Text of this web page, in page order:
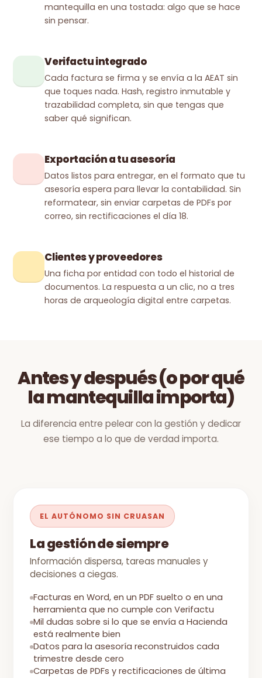
mantequilla en una tostada: algo que se hace
sin pensar.
Verifactu integrado
Cada factura se firma y se envía a la AEAT sin
que toques nada. Hash, registro inmutable y
trazabilidad completa, sin que tengas que
saber qué significan.
Exportación a tu asesoría
Datos listos para entregar, en el formato que tu
asesoría espera para llevar la contabilidad. Sin
reformatear, sin enviar carpetas de PDFs por
correo, sin rectificaciones el día 18.
Clientes y proveedores
Una ficha por entidad con todo el historial de
documentos. La respuesta a un clic, no a tres
horas de arqueología digital entre carpetas.
Antes y después (o por qué
la mantequilla importa)
La diferencia entre pelear con la gestión y dedicar
ese tiempo a lo que de verdad importa.
EL AUTÓNOMO SIN CRUASAN
La gestión de siempre
Información dispersa, tareas manuales y
decisiones a ciegas.
Facturas en Word, en un PDF suelto o en una
herramienta que no cumple con Verifactu
Mil dudas sobre si lo que se envía a Hacienda
está realmente bien
Datos para la asesoría reconstruidos cada
trimestre desde cero
Carpetas de PDFs y rectificaciones de última